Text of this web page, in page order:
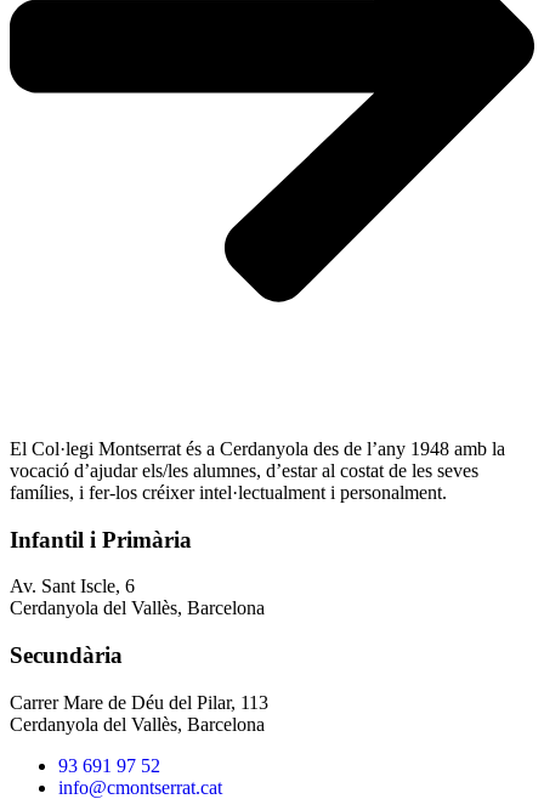
El Col·legi Montserrat és a Cerdanyola des de l’any 1948 amb la
vocació d’ajudar els/les alumnes, d’estar al costat de les seves
famílies, i fer-los créixer intel·lectualment i personalment.
Infantil i Primària
Av. Sant Iscle, 6
Cerdanyola del Vallès, Barcelona
Secundària
Carrer Mare de Déu del Pilar, 113
Cerdanyola del Vallès, Barcelona
93 691 97 52
info@cmontserrat.cat